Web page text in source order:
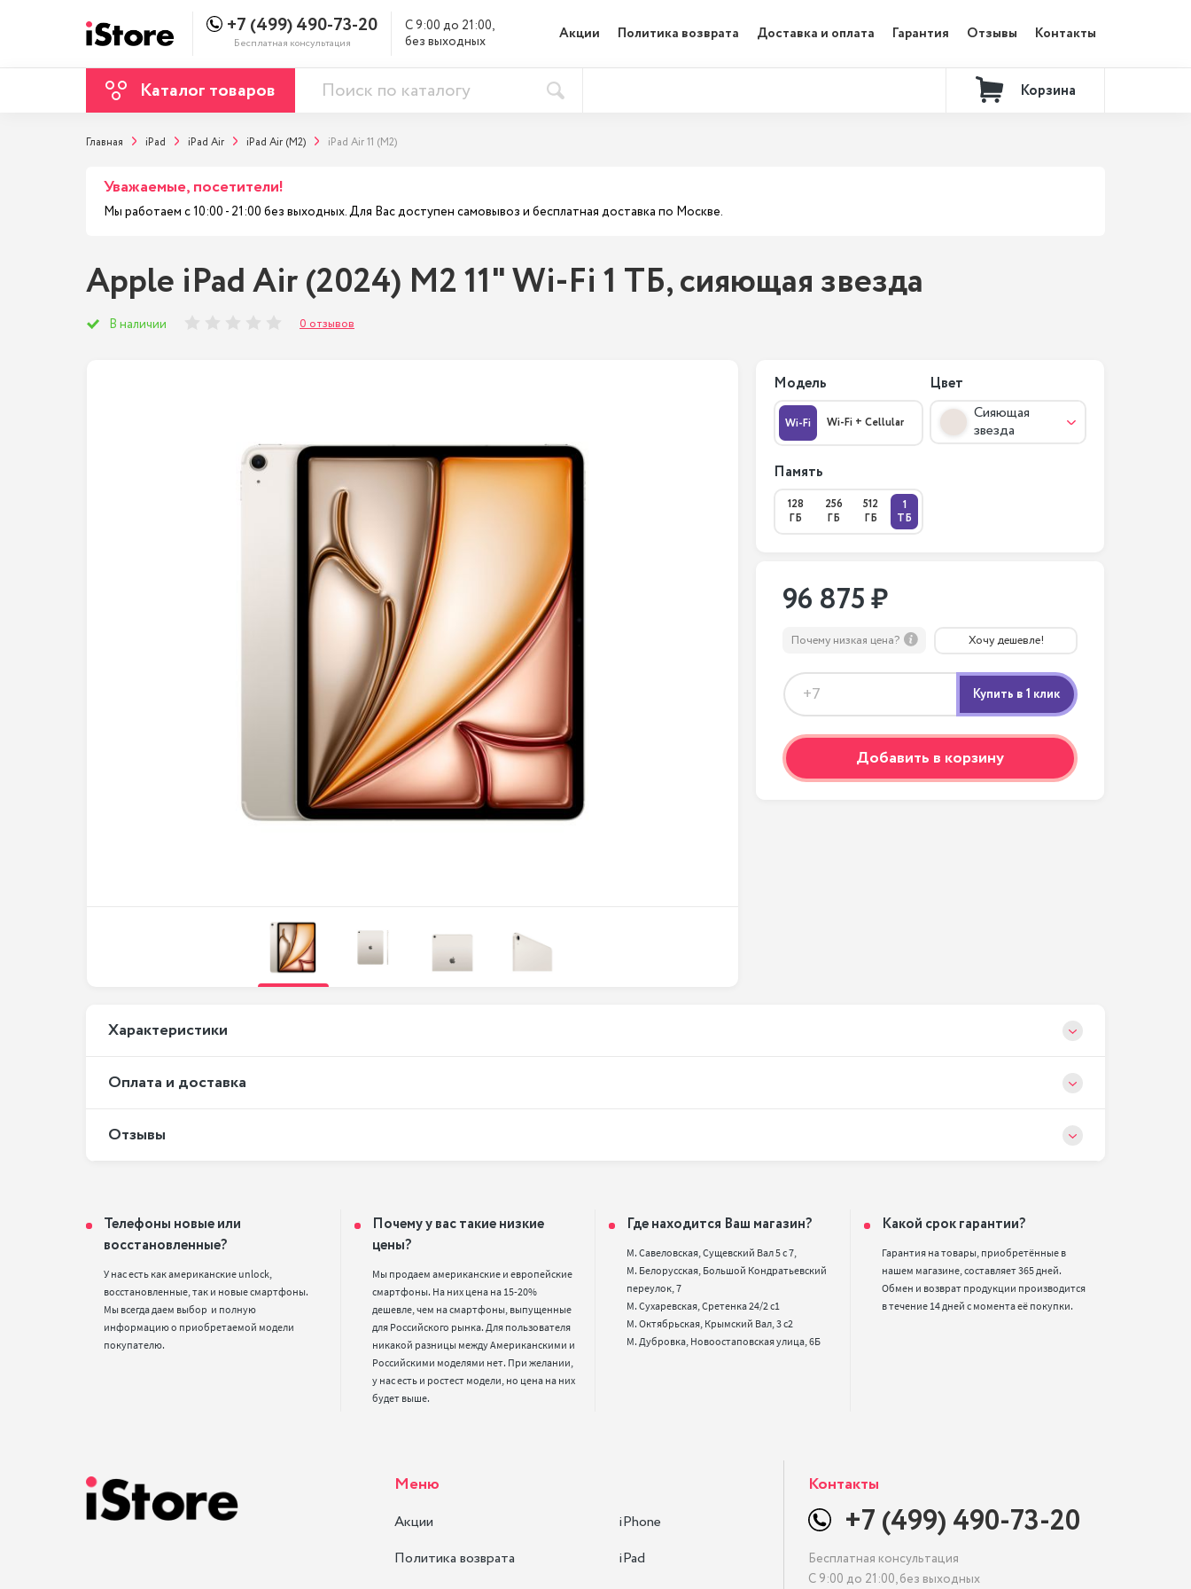
+7 (499) 490-73-20
Бесплатная консультация
С 9:00 до 21:00,
без выходных
Акции Политика возврата Доставка и оплата Гарантия Отзывы Контакты
Каталог товаров Корзина
Главная iPad iPad Air iPad Air (M2) iPad Air 11 (M2)
Уважаемые, посетители!
Мы работаем с 10:00 - 21:00 без выходных. Для Вас доступен самовывоз и бесплатная доставка по Москве.
Apple iPad Air (2024) M2 11" Wi-Fi 1 ТБ, сияющая звезда
В наличии 0 отзывов
Модель
Wi-Fi Wi-Fi + Cellular
Цвет
Сияющая
звезда
Память
128
ГБ
256
ГБ
512
ГБ
1
ТБ
96 875 ₽
Почему низкая цена? Хочу дешевле!
Добавить в корзину
Xарактеристики
Оплата и доставка
Отзывы
Телефоны новые или
восстановленные?
У нас есть как американские unlock,
восстановленные, так и новые смартфоны.
Мы всегда даем выбор  и полную
информацию о приобретаемой модели
покупателю.
Почему у вас такие низкие
цены?
Мы продаем американские и европейские
смартфоны. На них цена на 15-20%
дешевле, чем на смартфоны, выпущенные
для Российского рынка. Для пользователя
никакой разницы между Американскими и
Российскими моделями нет. При желании,
у нас есть и ростест модели, но цена на них
будет выше.
Где находится Ваш магазин?
М. Савеловская, Сущевский Вал 5 с 7,
М. Белорусская, Большой Кондратьевский
переулок, 7
М. Сухаревская, Сретенка 24/2 с1
М. Октябрьская, Крымский Вал, 3 с2
Какой срок гарантии?
Гарантия на товары, приобретённые в
нашем магазине, составляет 365 дней.
Обмен и возврат продукции производится
в течение 14 дней с момента её покупки.
Меню
Акции
Политика возврата
iPhone
iPad
Контакты
+7 (499) 490-73-20
Бесплатная консультация
С 9:00 до 21:00, без выходных